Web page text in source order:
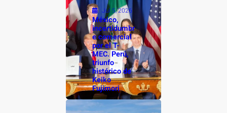
Jul 5, 2026
México,
incertidumbr
e comercial
por el T-
MEC. Perú,
triunfo
histórico de
Keiko
Fujimori